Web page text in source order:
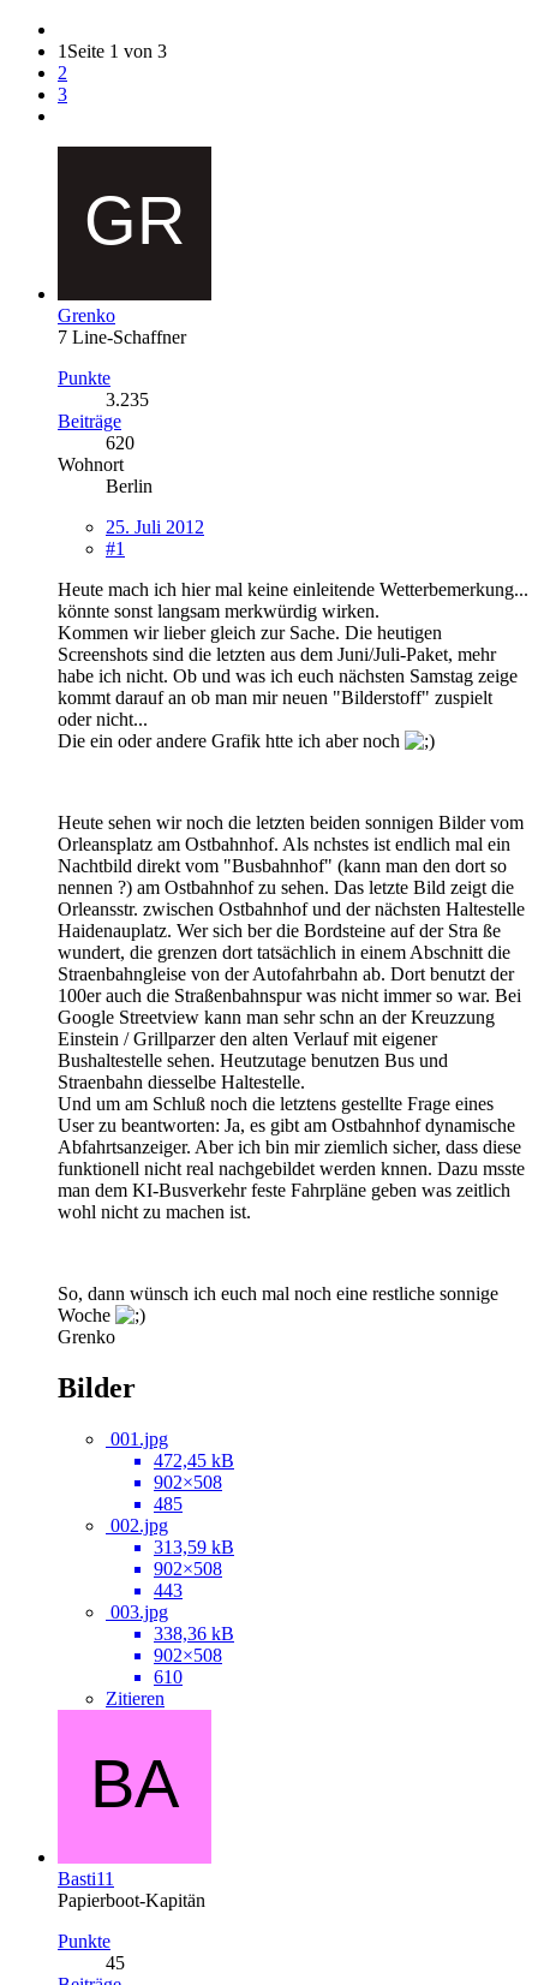
1 Seite 1 von 3
2
3
Grenko
7 Line-Schaffner
Punkte
3.235
Beiträge
620
Wohnort
Berlin
25. Juli 2012
#1
Heute mach ich hier mal keine einleitende Wetterbemerkung...
könnte sonst langsam merkwürdig wirken.
Kommen wir lieber gleich zur Sache. Die heutigen
Screenshots sind die letzten aus dem Juni/Juli-Paket, mehr
habe ich nicht. Ob und was ich euch nächsten Samstag zeige
kommt darauf an ob man mir neuen "Bilderstoff" zuspielt
oder nicht...
Die ein oder andere Grafik htte ich aber noch
Heute sehen wir noch die letzten beiden sonnigen Bilder vom
Orleansplatz am Ostbahnhof. Als nchstes ist endlich mal ein
Nachtbild direkt vom "Busbahnhof" (kann man den dort so
nennen ?) am Ostbahnhof zu sehen. Das letzte Bild zeigt die
Orleansstr. zwischen Ostbahnhof und der nächsten Haltestelle
Haidenauplatz. Wer sich ber die Bordsteine auf der Stra ße
wundert, die grenzen dort tatsächlich in einem Abschnitt die
Straenbahngleise von der Autofahrbahn ab. Dort benutzt der
100er auch die Straßenbahnspur was nicht immer so war. Bei
Google Streetview kann man sehr schn an der Kreuzzung
Einstein / Grillparzer den alten Verlauf mit eigener
Bushaltestelle sehen. Heutzutage benutzen Bus und
Straenbahn diesselbe Haltestelle.
Und um am Schluß noch die letztens gestellte Frage eines
User zu beantworten: Ja, es gibt am Ostbahnhof dynamische
Abfahrtsanzeiger. Aber ich bin mir ziemlich sicher, dass diese
funktionell nicht real nachgebildet werden knnen. Dazu msste
man dem KI-Busverkehr feste Fahrpläne geben was zeitlich
wohl nicht zu machen ist.
So, dann wünsch ich euch mal noch eine restliche sonnige
Woche
Grenko
Bilder
001.jpg
472,45 kB
902×508
485
002.jpg
313,59 kB
902×508
443
003.jpg
338,36 kB
902×508
610
Zitieren
Basti11
Papierboot-Kapitän
Punkte
45